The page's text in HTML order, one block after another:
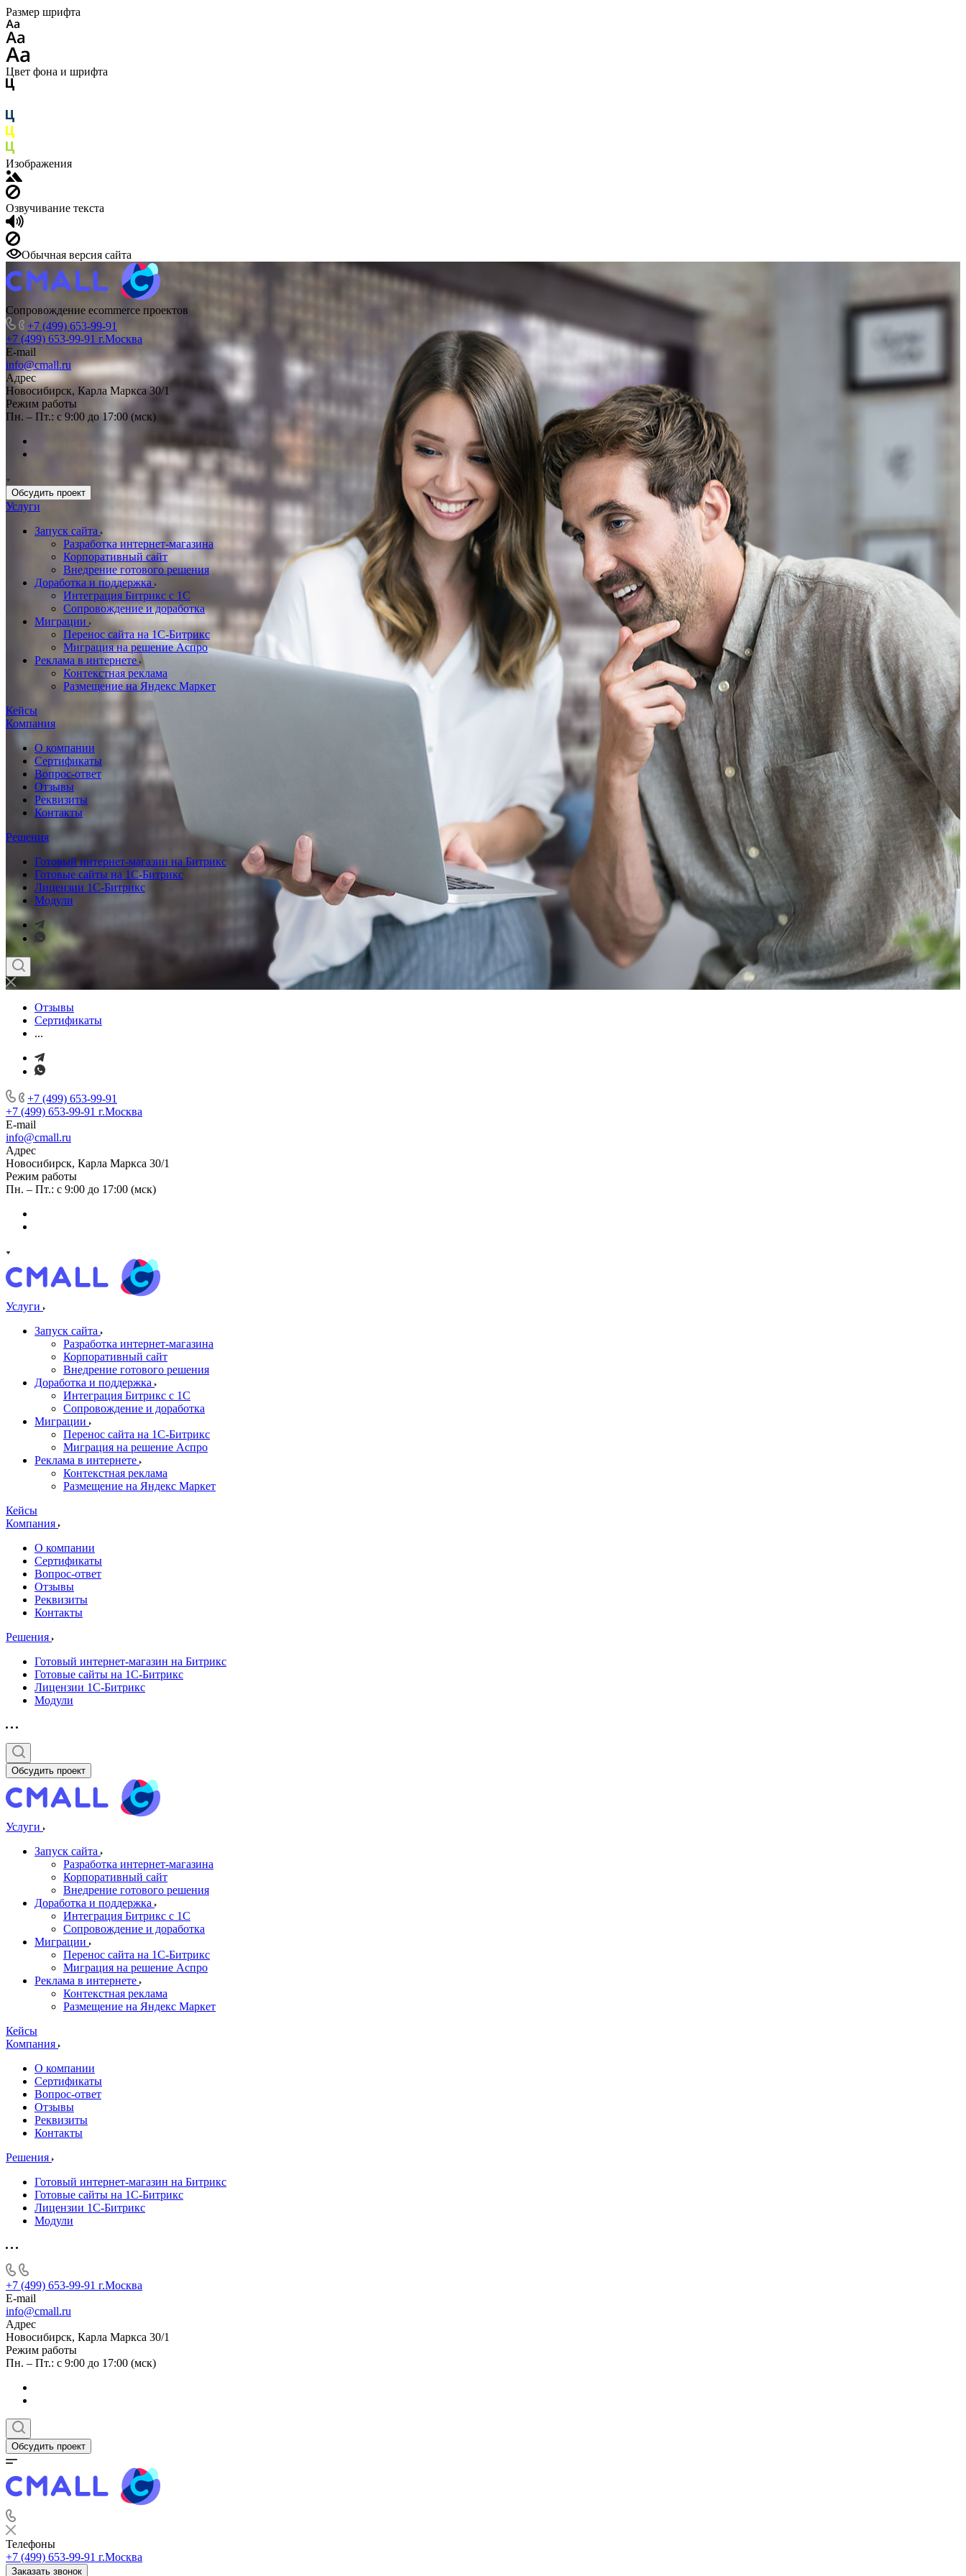
Размер шрифта
Цвет фона и шрифта
Изображения
Озвучивание текста
Обычная версия сайта
Сопровождение ecommerce проектов
+7 (499) 653-99-91
+7 (499) 653-99-91 г.Москва
E-mail
info@cmall.ru
Адрес
Новосибирск, Карла Маркса 30/1
Режим работы
Пн. – Пт.: с 9:00 до 17:00 (мск)
Обсудить проект
Услуги
Запуск сайта
Разработка интернет-магазина
Корпоративный сайт
Внедрение готового решения
Доработка и поддержка
Интеграция Битрикс с 1С
Сопровождение и доработка
Миграции
Перенос сайта на 1С-Битрикс
Миграция на решение Аспро
Реклама в интернете
Контекстная реклама
Размещение на Яндекс Маркет
Кейсы
Компания
О компании
Сертификаты
Вопрос-ответ
Отзывы
Реквизиты
Контакты
Решения
Готовый интернет-магазин на Битрикс
Готовые сайты на 1С-Битрикс
Лицензии 1С-Битрикс
Модули
Отзывы
Сертификаты
...
+7 (499) 653-99-91
+7 (499) 653-99-91 г.Москва
E-mail
info@cmall.ru
Адрес
Новосибирск, Карла Маркса 30/1
Режим работы
Пн. – Пт.: с 9:00 до 17:00 (мск)
Услуги
Запуск сайта
Разработка интернет-магазина
Корпоративный сайт
Внедрение готового решения
Доработка и поддержка
Интеграция Битрикс с 1С
Сопровождение и доработка
Миграции
Перенос сайта на 1С-Битрикс
Миграция на решение Аспро
Реклама в интернете
Контекстная реклама
Размещение на Яндекс Маркет
Кейсы
Компания
О компании
Сертификаты
Вопрос-ответ
Отзывы
Реквизиты
Контакты
Решения
Готовый интернет-магазин на Битрикс
Готовые сайты на 1С-Битрикс
Лицензии 1С-Битрикс
Модули
Обсудить проект
Услуги
Запуск сайта
Разработка интернет-магазина
Корпоративный сайт
Внедрение готового решения
Доработка и поддержка
Интеграция Битрикс с 1С
Сопровождение и доработка
Миграции
Перенос сайта на 1С-Битрикс
Миграция на решение Аспро
Реклама в интернете
Контекстная реклама
Размещение на Яндекс Маркет
Кейсы
Компания
О компании
Сертификаты
Вопрос-ответ
Отзывы
Реквизиты
Контакты
Решения
Готовый интернет-магазин на Битрикс
Готовые сайты на 1С-Битрикс
Лицензии 1С-Битрикс
Модули
+7 (499) 653-99-91 г.Москва
E-mail
info@cmall.ru
Адрес
Новосибирск, Карла Маркса 30/1
Режим работы
Пн. – Пт.: с 9:00 до 17:00 (мск)
Обсудить проект
Телефоны
+7 (499) 653-99-91 г.Москва
Заказать звонок